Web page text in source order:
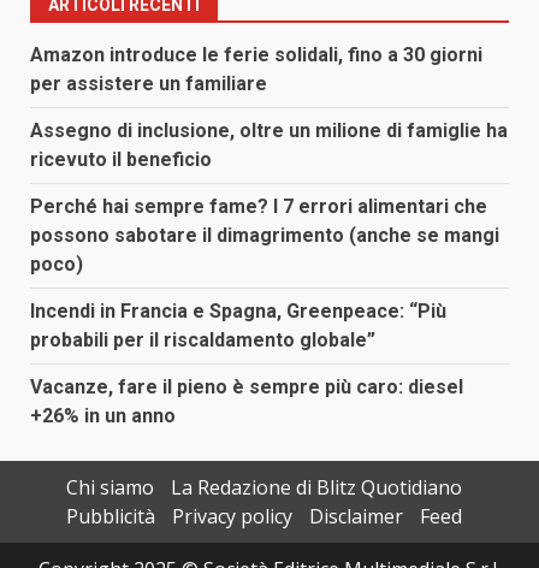
ARTICOLI RECENTI
Amazon introduce le ferie solidali, fino a 30 giorni
per assistere un familiare
Assegno di inclusione, oltre un milione di famiglie ha
ricevuto il beneficio
Perché hai sempre fame? I 7 errori alimentari che
possono sabotare il dimagrimento (anche se mangi
poco)
Incendi in Francia e Spagna, Greenpeace: “Più
probabili per il riscaldamento globale”
Vacanze, fare il pieno è sempre più caro: diesel
+26% in un anno
Chi siamo
La Redazione di Blitz Quotidiano
Pubblicità
Privacy policy Disclaimer
Feed